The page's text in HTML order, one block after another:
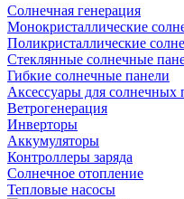
Солнечная генерация
Монокристаллические
Поликристаллические
Стеклянные солнечные
Гибкие солнечные панели
Аксессуары для солнечных
Ветрогенерация
Инверторы
Аккумуляторы
Контроллеры заряда
Солнечное отопление
Тепловые насосы